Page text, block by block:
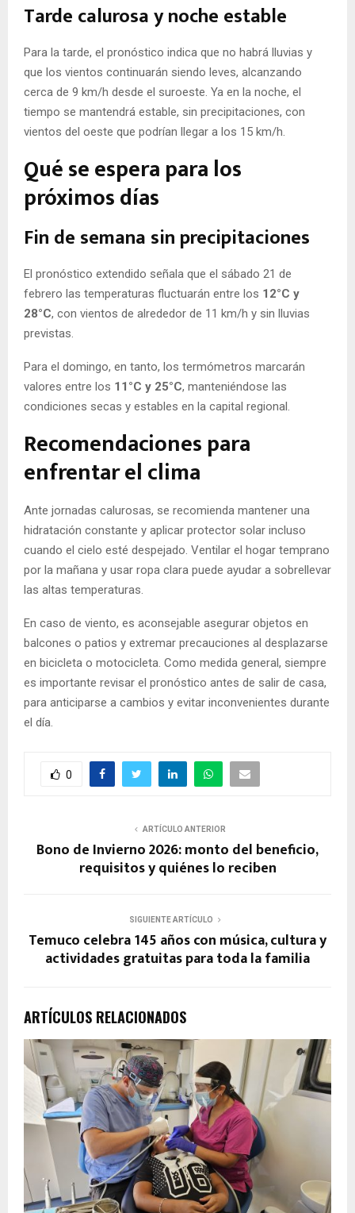
Tarde calurosa y noche estable
Para la tarde, el pronóstico indica que no habrá lluvias y
que los vientos continuarán siendo leves, alcanzando
cerca de 9 km/h desde el suroeste. Ya en la noche, el
tiempo se mantendrá estable, sin precipitaciones, con
vientos del oeste que podrían llegar a los 15 km/h.
Qué se espera para los
próximos días
Fin de semana sin precipitaciones
El pronóstico extendido señala que el sábado 21 de
febrero las temperaturas fluctuarán entre los 12°C y
28°C, con vientos de alrededor de 11 km/h y sin lluvias
previstas.
Para el domingo, en tanto, los termómetros marcarán
valores entre los 11°C y 25°C, manteniéndose las
condiciones secas y estables en la capital regional.
Recomendaciones para
enfrentar el clima
Ante jornadas calurosas, se recomienda mantener una
hidratación constante y aplicar protector solar incluso
cuando el cielo esté despejado. Ventilar el hogar temprano
por la mañana y usar ropa clara puede ayudar a sobrellevar
las altas temperaturas.
En caso de viento, es aconsejable asegurar objetos en
balcones o patios y extremar precauciones al desplazarse
en bicicleta o motocicleta. Como medida general, siempre
es importante revisar el pronóstico antes de salir de casa,
para anticiparse a cambios y evitar inconvenientes durante
el día.
0
ARTÍCULO ANTERIOR
Bono de Invierno 2026: monto del beneficio,
requisitos y quiénes lo reciben
SIGUIENTE ARTÍCULO
Temuco celebra 145 años con música, cultura y
actividades gratuitas para toda la familia
ARTÍCULOS RELACIONADOS